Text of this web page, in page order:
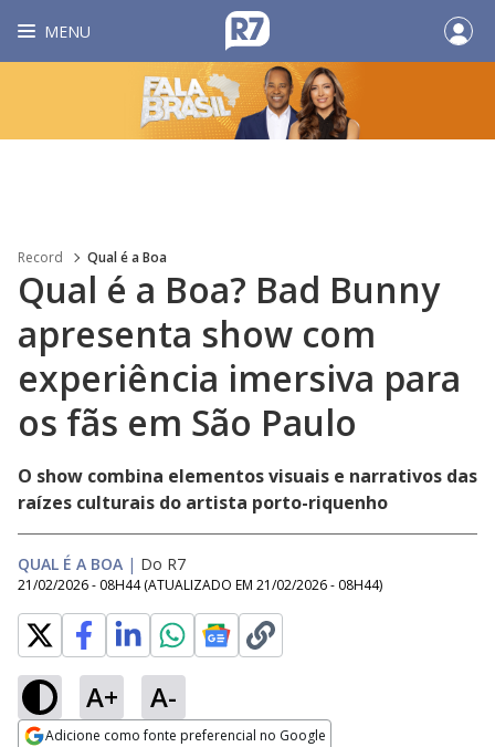
MENU
Record Qual é a Boa
Qual é a Boa? Bad Bunny
apresenta show com
experiência imersiva para
os fãs em São Paulo
O show combina elementos visuais e narrativos das
raízes culturais do artista porto-riquenho
QUAL É A BOA | Do R7
21/02/2026 - 08H44 (ATUALIZADO EM 21/02/2026 - 08H44)
A+ A-
Adicione como fonte preferencial no Google
Loaded
32.83%